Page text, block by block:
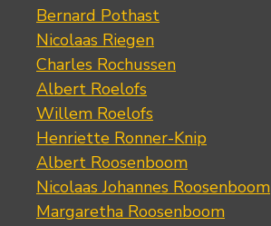
Bernard Pothast
Nicolaas Riegen
Charles Rochussen
Albert Roelofs
Willem Roelofs
Henriette Ronner-Knip
Albert Roosenboom
Nicolaas Johannes Roosenboom
Margaretha Roosenboom